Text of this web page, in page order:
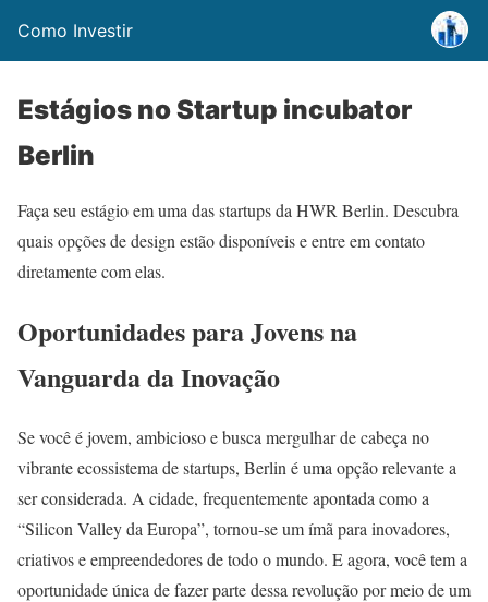
Como Investir
Estágios no Startup incubator
Berlin
Faça seu estágio em uma das startups da HWR Berlin. Descubra
quais opções de design estão disponíveis e entre em contato
diretamente com elas.
Oportunidades para Jovens na
Vanguarda da Inovação
Se você é jovem, ambicioso e busca mergulhar de cabeça no
vibrante ecossistema de startups, Berlin é uma opção relevante a
ser considerada. A cidade, frequentemente apontada como a
“Silicon Valley da Europa”, tornou-se um ímã para inovadores,
criativos e empreendedores de todo o mundo. E agora, você tem a
oportunidade única de fazer parte dessa revolução por meio de um